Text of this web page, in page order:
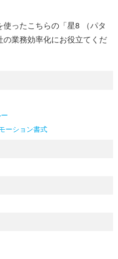
ったこちらの「星8 （パタ
業務効率化にお役立てくだ
ーション書式